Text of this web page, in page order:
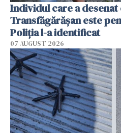
Individul care a desenat
Transfăgărășan este
Poliția l-a identificat
07 AUGUST 2026